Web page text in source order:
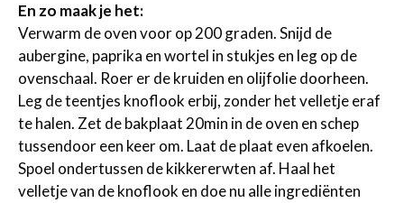
En zo maak je het:
Verwarm de oven voor op 200 graden. Snijd de
aubergine, paprika en wortel in stukjes en leg op de
ovenschaal. Roer er de kruiden en olijfolie doorheen.
Leg de teentjes knoflook erbij, zonder het velletje eraf
te halen. Zet de bakplaat 20min in de oven en schep
tussendoor een keer om. Laat de plaat even afkoelen.
Spoel ondertussen de kikkererwten af. Haal het
velletje van de knoflook en doe nu alle ingrediënten